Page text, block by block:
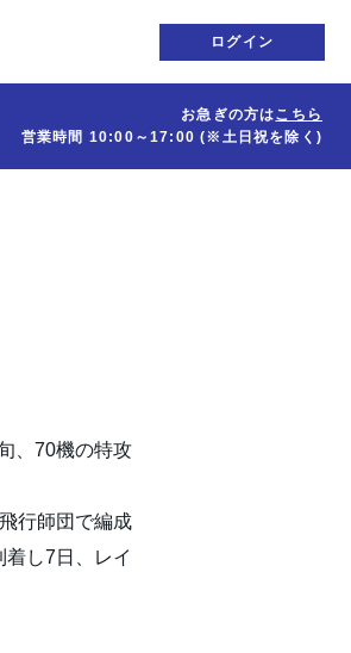
ログイン
お急ぎの方はこちら
営業時間 10:00～17:00(※土日祝を除く)
、70機の特攻
行師団で編成
し7日、レイ